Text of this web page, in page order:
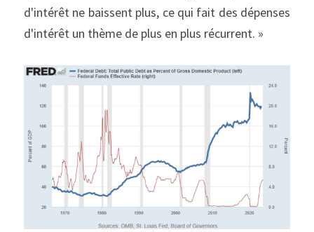
d'intérêt ne baissent plus, ce qui fait des dépenses
d'intérêt un thème de plus en plus récurrent. »